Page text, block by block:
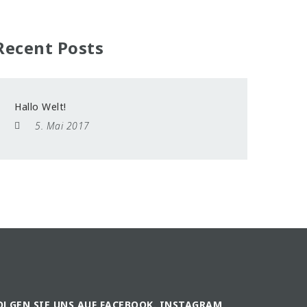
Posts
Hallo Welt!
5. Mai 2017